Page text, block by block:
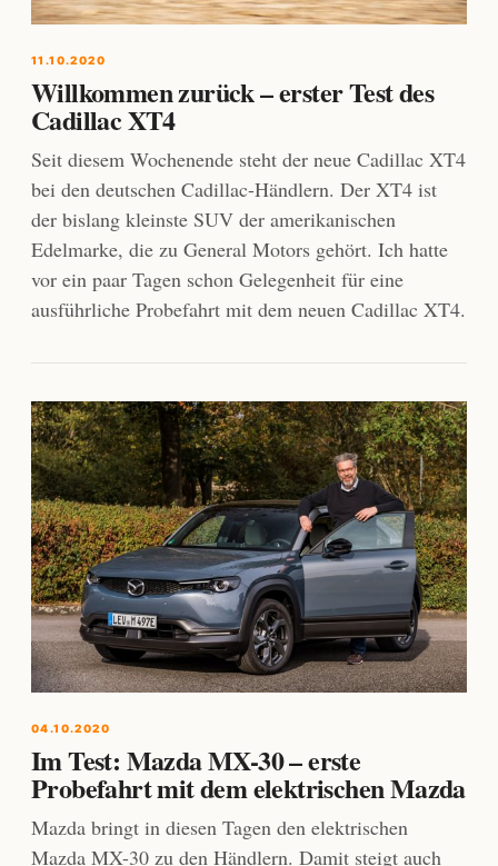
11.10.2020
Willkommen zurück – erster Test des
Cadillac XT4
Seit diesem Wochenende steht der neue Cadillac XT4
bei den deutschen Cadillac-Händlern. Der XT4 ist
der bislang kleinste SUV der amerikanischen
Edelmarke, die zu General Motors gehört. Ich hatte
vor ein paar Tagen schon Gelegenheit für eine
ausführliche Probefahrt mit dem neuen Cadillac XT4.
04.10.2020
Im Test: Mazda MX-30 – erste
Probefahrt mit dem elektrischen Mazda
Mazda bringt in diesen Tagen den elektrischen
Mazda MX-30 zu den Händlern. Damit steigt auch